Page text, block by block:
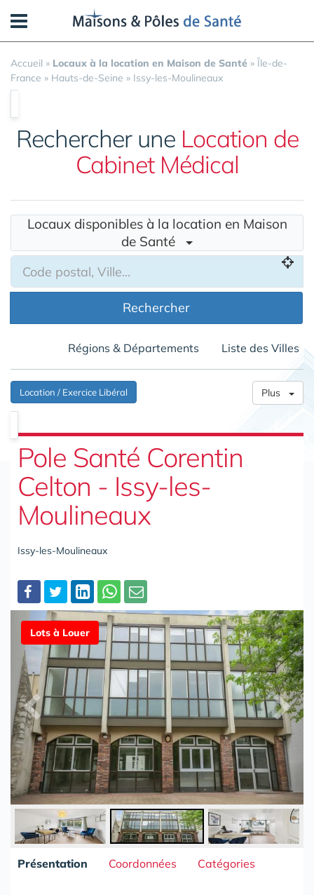
Accueil » Locaux à la location en Maison de Santé » Île-de-
France » Hauts-de-Seine » Issy-les-Moulineaux
Rechercher une Location de
Cabinet Médical
Locaux disponibles à la location en Maison
de Santé
Rechercher
Régions & Départements Liste des Villes
Location / Exercice Libéral Plus
Pole Santé Corentin
Celton - Issy-les-
Moulineaux
Issy-les-Moulineaux
Partager
Lots à Louer
Présentation Coordonnées Catégories
Panneau de gestion des cookies